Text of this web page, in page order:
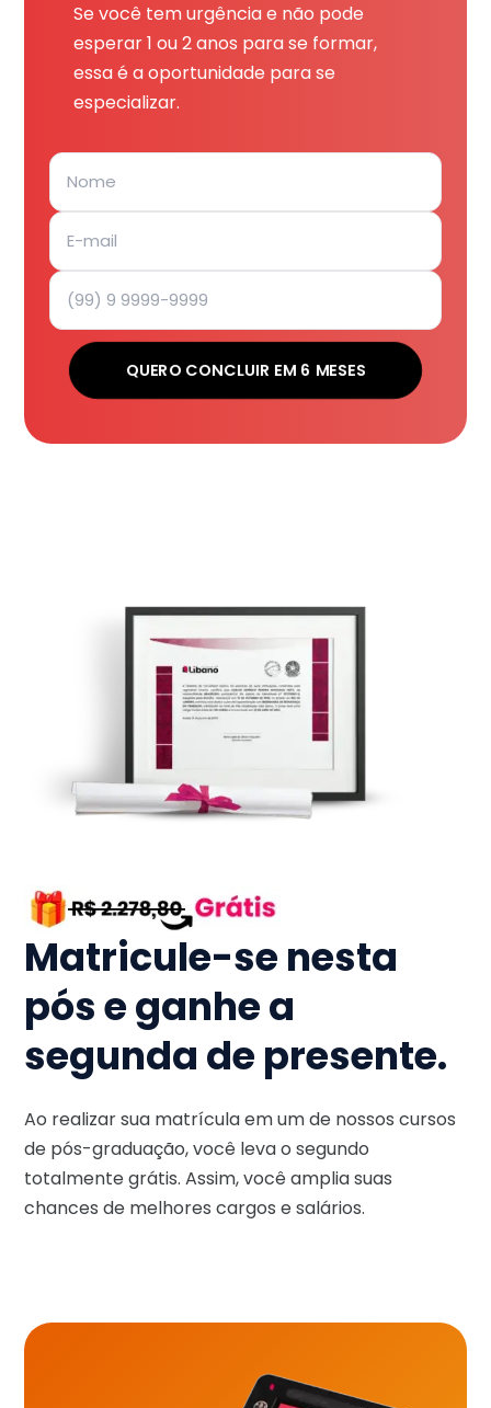
Se você tem urgência e não pode
esperar 1 ou 2 anos para se formar,
essa é a oportunidade para se
especializar.
QUERO CONCLUIR EM 6 MESES
Matricule-se nesta
pós e ganhe a
segunda de presente.
Ao realizar sua matrícula em um de nossos cursos
de pós-graduação, você leva o segundo
totalmente grátis. Assim, você amplia suas
chances de melhores cargos e salários.